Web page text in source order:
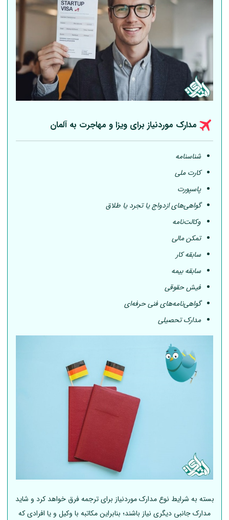
مدارک موردنیاز برای ویزا و مهاجرت بهآلمان
شناسنامه
کارت ملی
پاسپورت
گواهی‌های ازدواج یا تجرد یا طلاق
وکالت‌نامه
تمکن مالی
سابقه کار
سابقه بیمه
فیش حقوقی
گواهی‌نامه‌های فنی حرفه‌ای
مدارک تحصیلی
بسته به شرایط نوع مدارک موردنیاز برای ترجمه فرق خواهد کرد و شاید
مدارک جانبی دیگری نیاز باشند؛ بنابراین مکاتبه با وکیل و یا افرادی که